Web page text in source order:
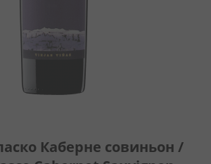
Каберне совиньон /